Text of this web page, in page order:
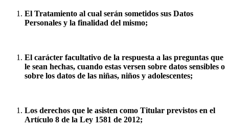
El Tratamiento al cual serán sometidos sus Datos
Personales y la finalidad del mismo;
El carácter facultativo de la respuesta a las preguntas que
le sean hechas, cuando estas versen sobre datos sensibles o
sobre los datos de las niñas, niños y adolescentes;
Los derechos que le asisten como Titular previstos en el
Artículo 8 de la Ley 1581 de 2012;